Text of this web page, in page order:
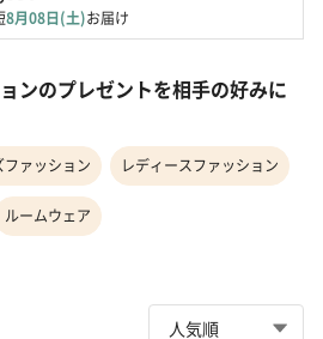
8月08日(土)お届け
ンのプレゼントを相手の好みに
ファッション レディースファッション
ルームウェア